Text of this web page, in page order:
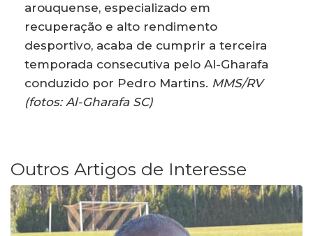
arouquense, especializado em
recuperação e alto rendimento
desportivo, acaba de cumprir a terceira
temporada consecutiva pelo Al-Gharafa
conduzido por Pedro Martins. MMS/RV
(fotos: Al-Gharafa SC)
Outros Artigos de Interesse